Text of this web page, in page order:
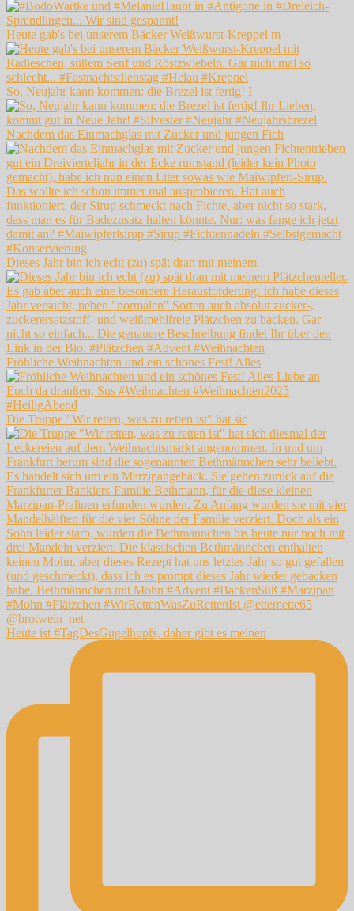
Heute gab's bei unserem Bäcker Weißwurst-Kreppel m
So, Neujahr kann kommen: die Brezel ist fertig! I
Nachdem das Einmachglas mit Zucker und jungen Fich
Dieses Jahr bin ich echt (zu) spät dran mit meinem
Fröhliche Weihnachten und ein schönes Fest! Alles
Die Truppe "Wir retten, was zu retten ist" hat sic
Heute ist #TagDesGugelhupfs, daher gibt es meinen